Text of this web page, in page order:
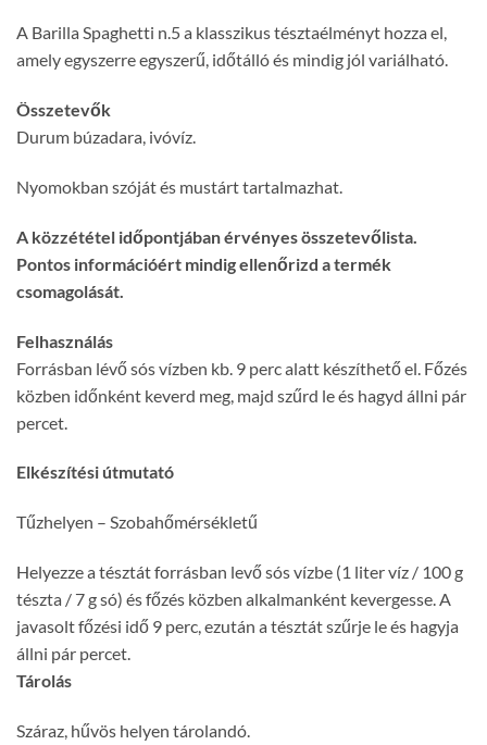
A Barilla Spaghetti n.5 a klasszikus tésztaélményt hozza el,
amely egyszerre egyszerű, időtálló és mindig jól variálható.
Összetevők
Durum búzadara, ivóvíz.
Nyomokban szóját és mustárt tartalmazhat.
A közzététel időpontjában érvényes összetevőlista.
Pontos információért mindig ellenőrizd a termék
csomagolását.
Felhasználás
Forrásban lévő sós vízben kb. 9 perc alatt készíthető el. Főzés
közben időnként keverd meg, majd szűrd le és hagyd állni pár
percet.
Elkészítési útmutató
Tűzhelyen – Szobahőmérsékletű
Helyezze a tésztát forrásban levő sós vízbe (1 liter víz / 100 g
tészta / 7 g só) és főzés közben alkalmanként kevergesse. A
javasolt főzési idő 9 perc, ezután a tésztát szűrje le és hagyja
állni pár percet.
Tárolás
Száraz, hűvös helyen tárolandó.